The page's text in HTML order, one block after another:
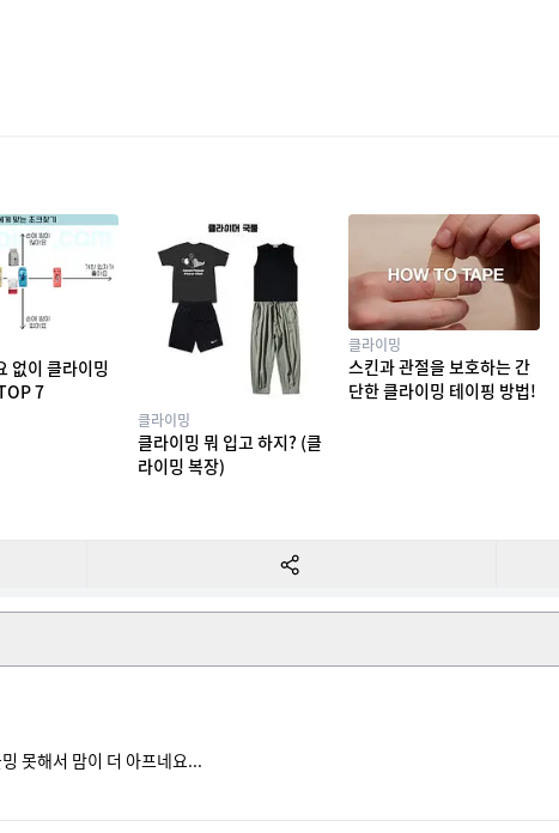
없이 클라이밍
7
클라이밍
클라이밍 뭐 입고 하지? (클
라이밍 복장)
클라이밍
스킨과 관절을 보호하는 간
단한 클라이밍 테이핑 방법!
못해서 맘이 더 아프네요...